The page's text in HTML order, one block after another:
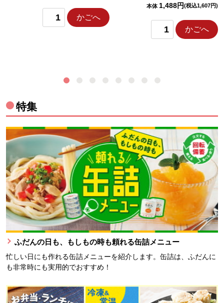
かごへ
本体 1,488円(税込1,607円)
かごへ
特集
ふだんの日も、もしもの時も頼れる缶詰メニュー
忙しい日にも作れる缶詰メニューを紹介します。缶詰は、ふだんに
も非常時にも実用的でおすすめ！